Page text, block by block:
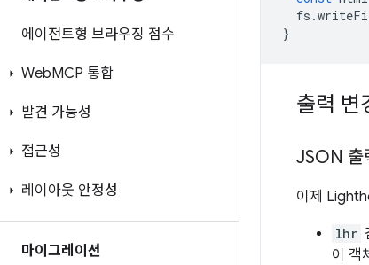
에이전트형 브라우징 점수
WebMCP 통합
발견 가능성
접근성
레이아웃 안정성
마이그레이션
fs .
}
출력 변
JSON 출
이제
lhr
이 객